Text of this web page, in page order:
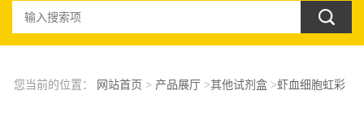
您当前的位置： 网站首页 > 产品展厅>其他试剂盒>虾血细胞虹彩